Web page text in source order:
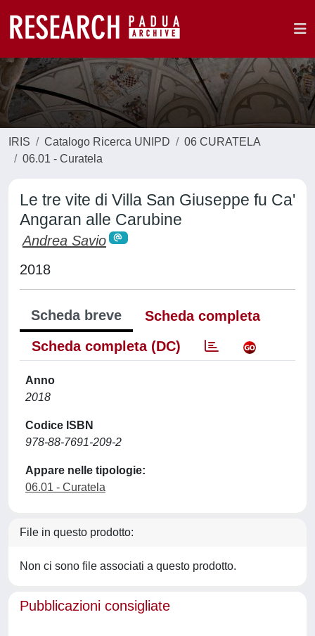
IRIS Catalogo Ricerca UNIPD
06 CURATELA
06.01 - Curatela
Le tre vite di Villa San Giuseppe fu Ca'
Angaran alle Carubine
Andrea Savio
2018
Scheda breve
Scheda completa
Scheda completa (DC)
Anno
2018
Codice ISBN
978-88-7691-209-2
Appare nelle tipologie:
06.01 - Curatela
File in questo prodotto:
Non ci sono file associati a questo prodotto.
Pubblicazioni consigliate